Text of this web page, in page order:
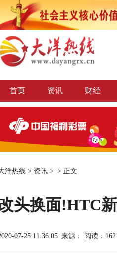
首页 资讯 财经
洋热线 > 资讯 > > 正文
头换面!HTC
07-25 11:36:05 来源： 阅读：